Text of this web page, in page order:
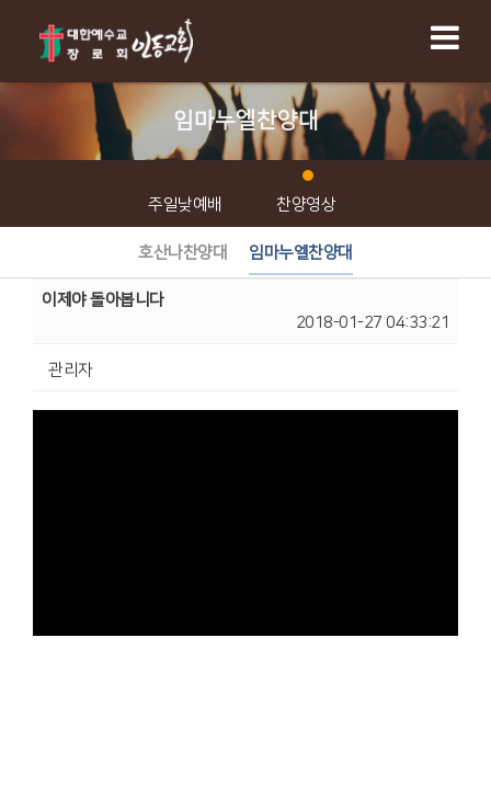
임마누엘찬양대
주일낮예배 찬양영상
호산나찬양대 임마누엘찬양대
이제야 돌아봅니다
2018-01-27 04:33:21
관리자